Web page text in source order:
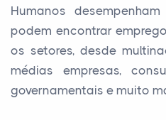
Humanos
podem encontrar
os setores, desde
médias empresas,
governamentais e muito